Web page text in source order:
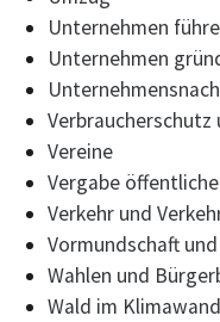
Unternehmen
Unternehmen
Verbraucherschutz
Vereine
Vergabe
Verkehr und
Vormundschaft
Wahlen und
Wald im